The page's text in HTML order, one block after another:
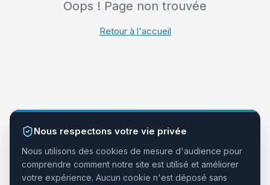
Oops ! Page non trouvée
Retour à l'accueil
Nous respectons votre vie privée
Nous utilisons des cookies de mesure d'audience pour
comprendre comment notre site est utilisé et améliorer
votre expérience. Aucun cookie n'est déposé sans